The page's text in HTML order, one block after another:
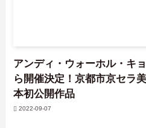
アンディ・ウォーホル・キ
ら開催決定！京都市京セラ
本初公開作品
2022-09-07